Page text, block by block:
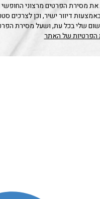
מסירת הפרטים מרצוני החופשי
דיוור ישיר, וכן לצרכים
שלי בכל עת, ושעל מסירת
הפרטיות של האתר